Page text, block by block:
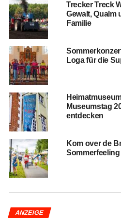
Tre­cker Treck
Gewalt, Qualm
Familie
Loga für die
Muse­ums­tag
entdecken
Kom over de
ANZEIGE